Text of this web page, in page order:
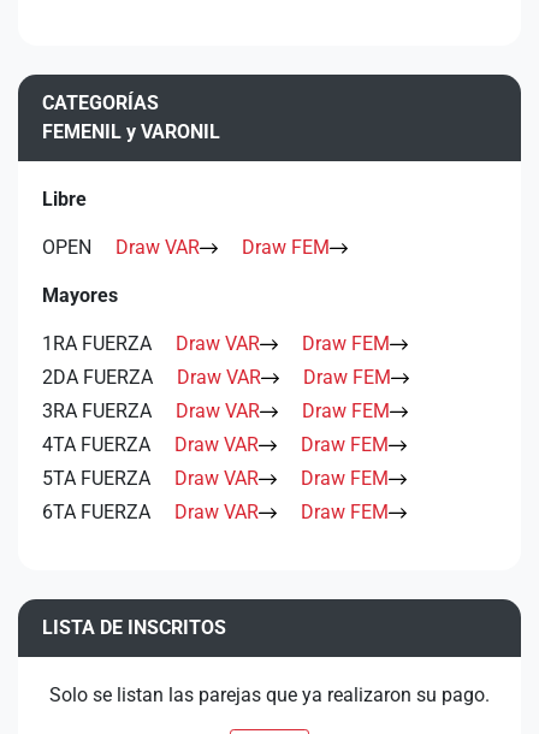
CATEGORÍAS
FEMENIL y VARONIL
Libre
OPEN Draw VAR Draw FEM
Mayores
1RA FUERZA Draw VAR
Draw FEM
2DA FUERZA
Draw VAR
Draw FEM
3RA FUERZA
Draw VAR
Draw FEM
4TA FUERZA
Draw VAR
Draw FEM
5TA FUERZA
Draw VAR
Draw FEM
6TA FUERZA
Draw VAR Draw FEM
LISTA DE INSCRITOS
Solo se listan las parejas que ya realizaron su pago.